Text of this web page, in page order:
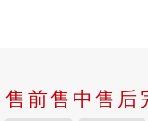
售前售中售后